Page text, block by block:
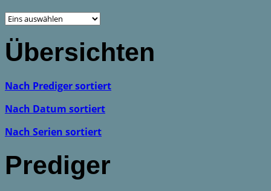
Übersichten
Nach Prediger sortiert
Nach Datum sortiert
Nach Serien sortiert
Prediger